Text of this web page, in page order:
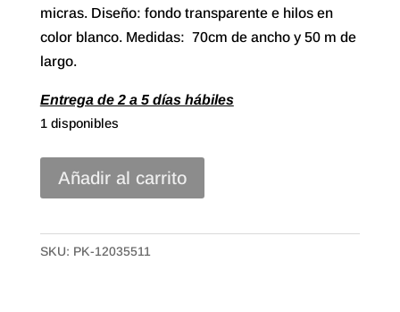
micras. Diseño: fondo transparente e hilos en
color blanco. Medidas: 70cm de ancho y 50 m de
largo.
Entrega de 2 a 5 días hábiles
1 disponibles
Añadir al carrito
SKU: PK-12035511